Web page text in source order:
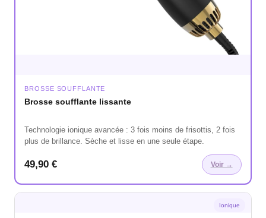
BROSSE SOUFFLANTE
Brosse soufflante lissante
Technologie ionique avancée : 3 fois moins de frisottis, 2 fois
plus de brillance. Sèche et lisse en une seule étape.
49,90 € Voir →
Ionique